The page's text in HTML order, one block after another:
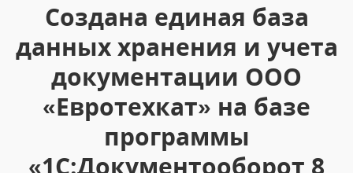
Создана единая база
данных хранения и учета
документации ООО
«Евротехкат» на базе
программы
«1С:Документооборот 8